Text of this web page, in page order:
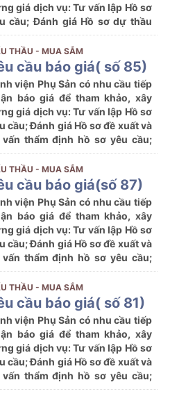
giá dịch vụ: Tư vấn lập Hồ sơ
cầu; Đánh giá Hồ sơ dự thầu
tư vấn thẩm định hồ sơ mời
thẩm định kết quả lựa chọn
thầu tham dự gói thầu dự
Mua sắm giấy thấm mẫu máu
và kim chích lấy máu tại Bệnh
Phụ Sản năm 2024 với nội
cụ thể như sau:
THẦU - MUA SẮM
cầu báo giá( số 85)
viện Phụ Sản có nhu cầu tiếp
báo giá để tham khảo, xây
giá dịch vụ: Tư vấn lập Hồ sơ
cầu; Đánh giá Hồ sơ đề xuất và
thẩm định hồ sơ yêu cầu;
định kết quả lựa chọn nhà
tham dự Dự toán: Mua sắm
chất xét nghiệm bệnh thiếu
G6PD bẩm sinh năm 2024 với
dung cụ thể như sau:
THẦU - MUA SẮM
cầu báo giá(số 87)
viện Phụ Sản có nhu cầu tiếp
báo giá để tham khảo, xây
giá dịch vụ: Tư vấn lập Hồ sơ
cầu; Đánh giá Hồ sơ đề xuất và
thẩm định hồ sơ yêu cầu;
định kết quả lựa chọn nhà
tham dự Dự toán: Mua sắm
chất xét nghiệm bệnh chuyển
đường Galactose năm 2024
nội dung cụ thể như sau:
THẦU - MUA SẮM
cầu báo giá( số 81)
viện Phụ Sản có nhu cầu tiếp
báo giá để tham khảo, xây
giá dịch vụ: Tư vấn lập Hồ sơ
cầu; Đánh giá Hồ sơ đề xuất và
thẩm định hồ sơ yêu cầu;
định kết quả lựa chọn nhà